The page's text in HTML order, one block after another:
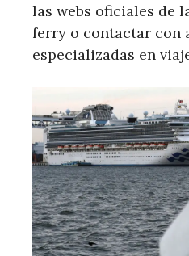
las webs oficiales de
ferry o contactar con
especializadas en